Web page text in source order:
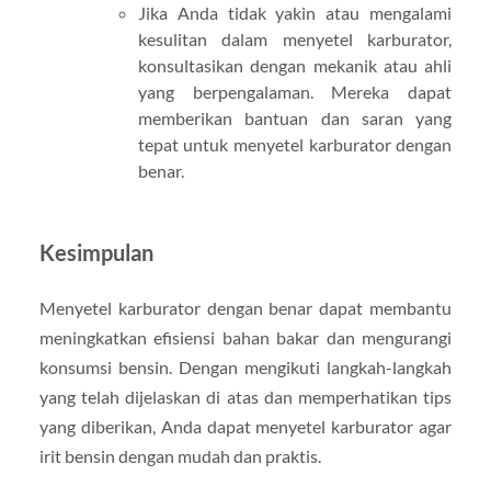
Jika Anda tidak yakin atau mengalami
kesulitan dalam menyetel karburator,
konsultasikan dengan mekanik atau ahli
yang berpengalaman. Mereka dapat
memberikan bantuan dan saran yang
tepat untuk menyetel karburator dengan
benar.
Kesimpulan
Menyetel karburator dengan benar dapat membantu
meningkatkan efisiensi bahan bakar dan mengurangi
konsumsi bensin. Dengan mengikuti langkah-langkah
yang telah dijelaskan di atas dan memperhatikan tips
yang diberikan, Anda dapat menyetel karburator agar
irit bensin dengan mudah dan praktis.